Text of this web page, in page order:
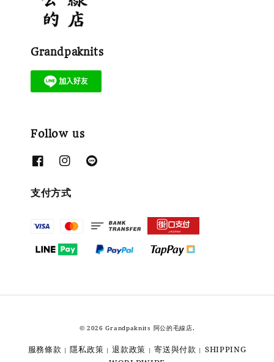
Grandpaknits
Follow us
支付方式
© 2026 Grandpaknits 阿公的毛線店.
服務條款 | 隱私政策 |退款政策 |寄送與付款 | SHIPPING